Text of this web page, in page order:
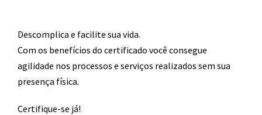
Descomplica e facilite sua vida.
Com os benefícios do certificado você consegue
agilidade nos processos e serviços realizados sem sua
presença física.
Certifique-se já!